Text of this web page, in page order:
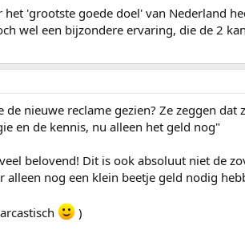
het 'grootste goede doel' van Nederland
wel een bijzondere ervaring, die de 2
de nieuwe reclame gezien? Ze zeggen
en de kennis, nu alleen het geld nog"
belovend! Dit is ook absoluut niet de
alleen nog een klein beetje geld nodig
)